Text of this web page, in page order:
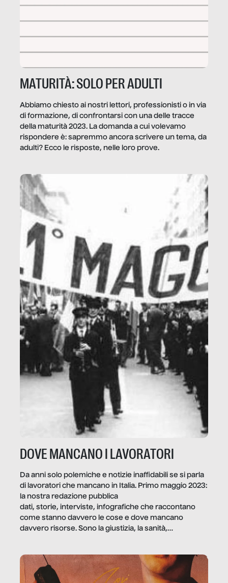
MATURITÀ: SOLO PER ADULTI
Abbiamo chiesto ai nostri lettori, professionisti o in via
di formazione, di confrontarsi con una delle tracce
della maturità 2023. La domanda a cui volevamo
rispondere è: sapremmo ancora scrivere un tema, da
adulti? Ecco le risposte, nelle loro prove.
DOVE MANCANO I LAVORATORI
Da anni solo polemiche e notizie inaffidabili se si parla
di lavoratori che mancano in Italia. Primo maggio 2023:
la nostra redazione pubblica
dati, storie, interviste, infografiche che raccontano
come stanno davvero le cose e dove mancano
davvero risorse. Sono la giustizia, la sanità,